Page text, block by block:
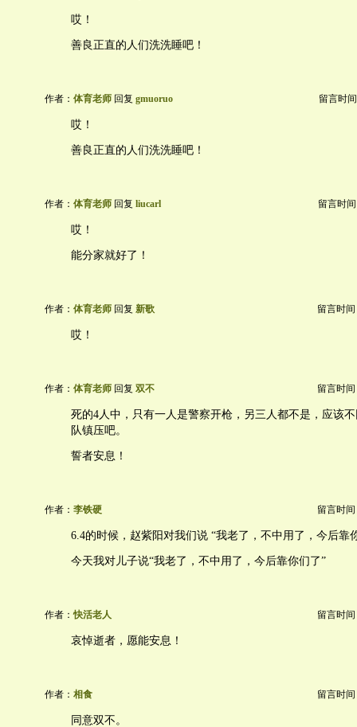
哎！
善良正直的人们洗洗睡吧！
作者： 体育老师 回复 gmuoruo 留言时
哎！
善良正直的人们洗洗睡吧！
作者： 体育老师 回复 liucarl 留言时间
哎！
能分家就好了！
作者： 体育老师 回复 新歌 留言时间
哎！
作者： 体育老师 回复 双不 留言时间
死的4人中，只有一人是警察开枪，另三人都不是，应该
队镇压吧。
誓者安息！
作者： 李铁硬 留言时间
6.4的时候，赵紫阳对我们说 “我老了，不中用了，今后靠
今天我对儿子说“我老了，不中用了，今后靠你们了”
作者：快活老人 留言时间
哀悼逝者，愿能安息！
作者： 相食 留言时间
同意双不。